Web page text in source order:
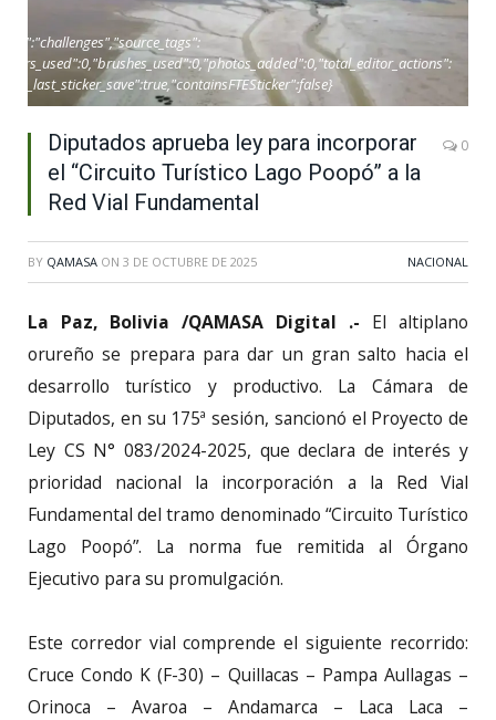
Diputados aprueba ley para incorporar
el “Circuito Turístico Lago Poopó” a la
Red Vial Fundamental
0
BY QAMASA ON 3 DE OCTUBRE DE 2025 NACIONAL
La Paz, Bolivia /QAMASA Digital .- El altiplano
orureño se prepara para dar un gran salto hacia el
desarrollo turístico y productivo. La Cámara de
Diputados, en su 175ª sesión, sancionó el Proyecto de
Ley CS N° 083/2024-2025, que declara de interés y
prioridad nacional la incorporación a la Red Vial
Fundamental del tramo denominado “Circuito Turístico
Lago Poopó”. La norma fue remitida al Órgano
Ejecutivo para su promulgación.
Este corredor vial comprende el siguiente recorrido:
Cruce Condo K (F-30) – Quillacas – Pampa Aullagas –
Orinoca – Avaroa – Andamarca – Laca Laca –